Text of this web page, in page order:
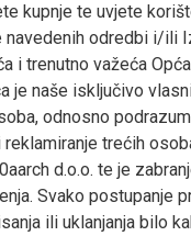
kupnje te uvjete
odredbi i/ili
i trenutno važeća
je naše isključivo
odnosno
trećih
d.o.o. te je
Svako postupanje
ili uklanjanja bilo